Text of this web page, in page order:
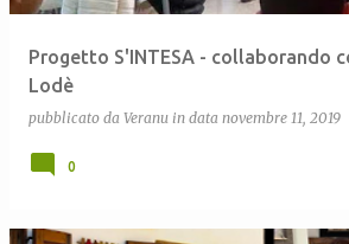
Progetto S'INTESA - collaborando
Lodè
pubblicato da Veranu in data novembre 11, 2019
0